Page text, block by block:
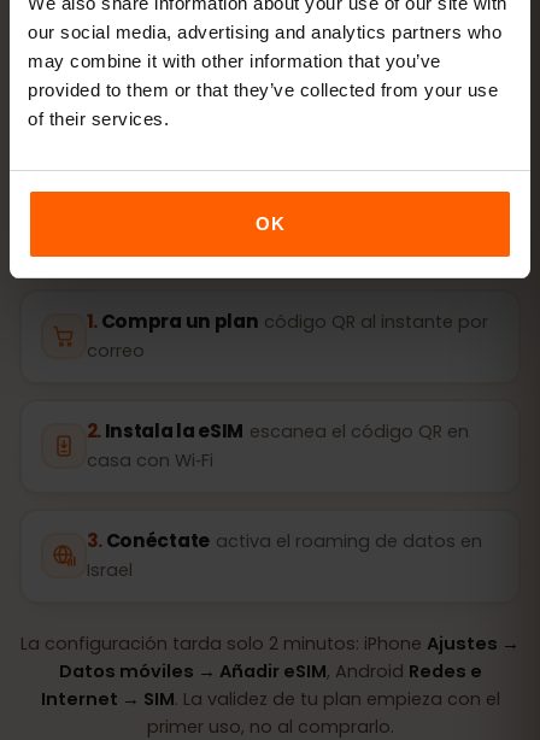
our social media, advertising and analytics partners who
may combine it with other information that you’ve
provided to them or that they’ve collected from your use
of their services.
OK
ACTIVACIÓN
Activa tu eSIM para Israel
en3 pasos
Listo en minutos, sin tarjeta SIM física.
Compra un plan código QR al instante por
correo
Instala la eSIM escanea el código QR en
casa con Wi‑Fi
Conéctate activa el roaming de datos en
Israel
La configuración tarda solo 2 minutos: iPhone Ajustes →
Datos móviles → Añadir eSIM, Android Redes e
Internet → SIM. La validez de tu plan empieza con el
primer uso, no al comprarlo.